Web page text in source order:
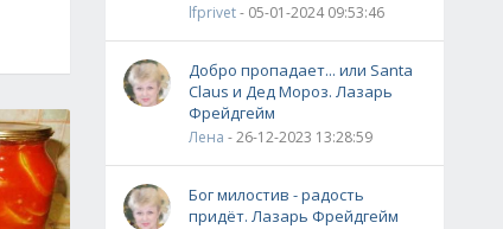
lfprivet- 05-01-2024 09:53:46
Добро пропадает... или Santa
Claus и Дед Мороз. Лазарь
Фрейдгейм
Лена - 26-12-2023 13:28:59
Бог милостив - радость
придёт. Лазарь Фрейдгейм